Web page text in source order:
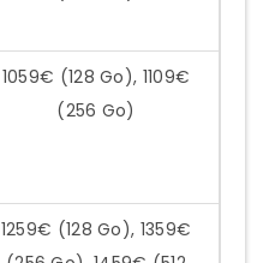
1059€ (128 Go), 1109€
(256 Go)
1259€ (128 Go), 1359€